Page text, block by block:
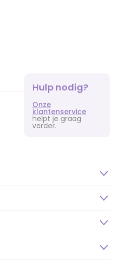
Hulp nodig?
Onze
klantenservice
helpt je graag
verder.